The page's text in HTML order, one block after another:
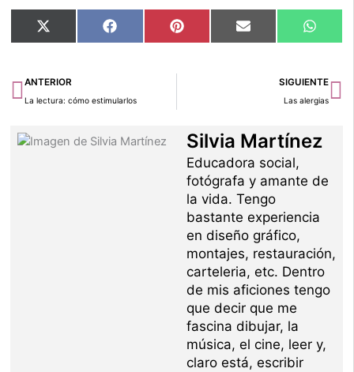
Compartir
en
X
(Twitter)
Compartir
en
Facebook Compartir
en
Pinterest Compartir
en
Email
en
Ant
ANTERIOR
La lectura: cómo estimularlos
SIGUIENTE
Las alergias
Silvia Martínez
Educadora social,
fotógrafa y amante de
la vida. Tengo
bastante experiencia
en diseño gráfico,
montajes, restauración,
carteleria, etc. Dentro
de mis aficiones tengo
que decir que me
fascina dibujar, la
música, el cine, leer y,
claro está, escribir